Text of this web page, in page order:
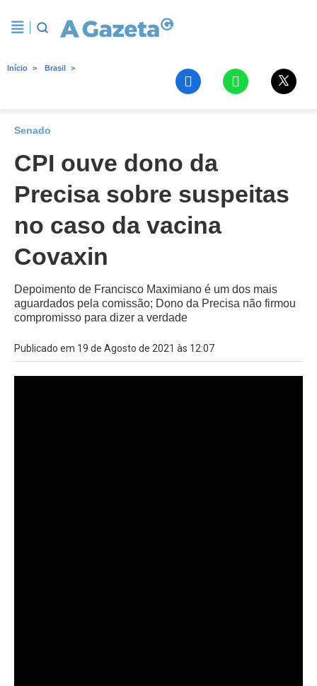
Início Brasil
Senado
CPI ouve dono da
Precisa sobre suspeitas
no caso da vacina
Covaxin
Depoimento de Francisco Maximiano é um dos mais
aguardados pela comissão; Dono da Precisa não firmou
compromisso para dizer a verdade
Publicado em 19 de Agosto de 2021 às 12:07